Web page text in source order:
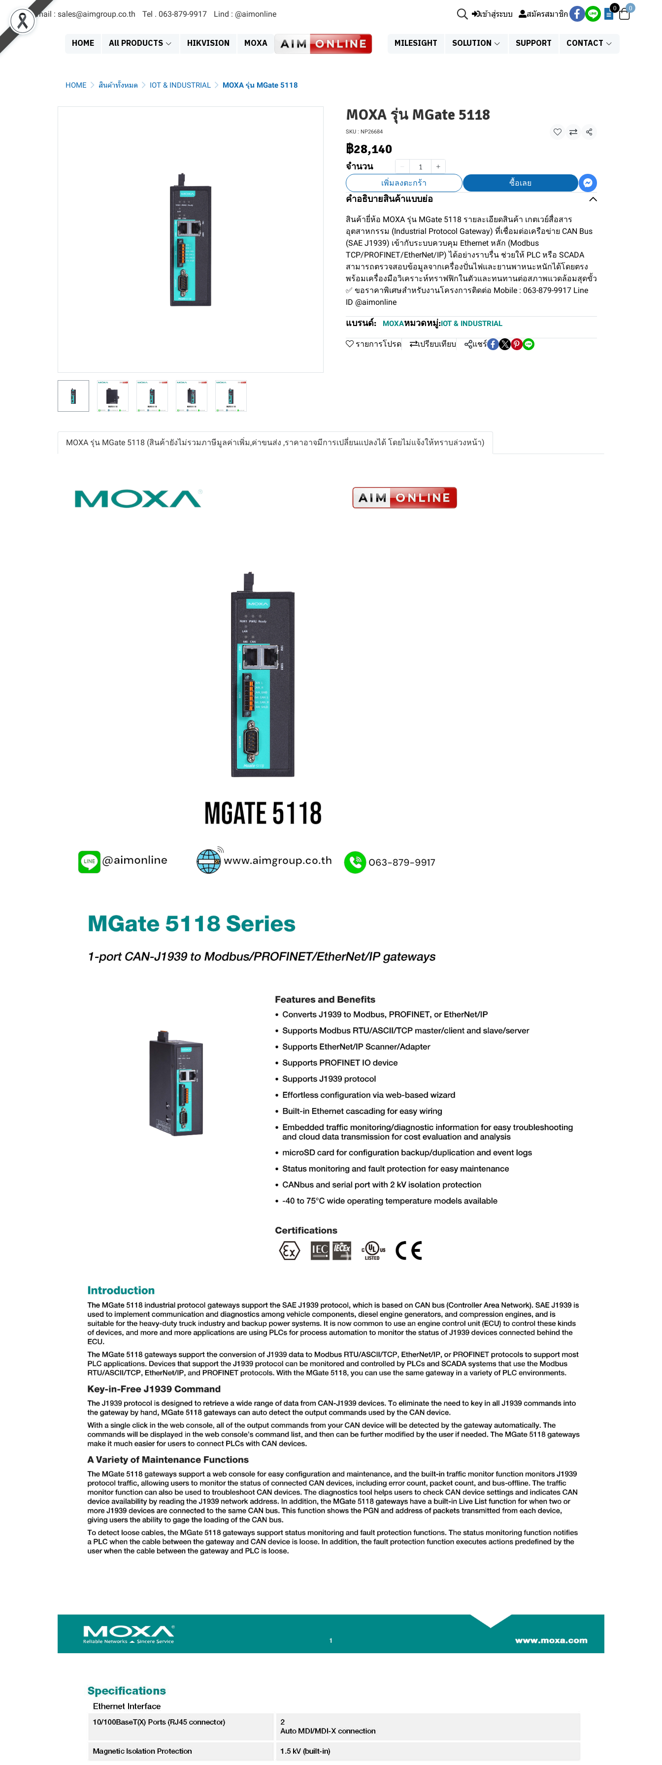
Email : sales@aimgroup.co.th Tel . 063-879-9917 Lind : @aimonline เข้าสู่ระบบ สมัครสมาชิก
0 0
HOME All PRODUCTS HIKVISION MOXA MILESIGHT SOLUTION SUPPORT CONTACT
HOME สินค้าทั้งหมด IOT & INDUSTRIAL MOXA รุ่น MGate 5118
MOXA รุ่น MGate 5118
SKU : NP26684 แชร์
฿28,140
จำนวน
เพิ่มลงตะกร้า ซื้อเลย
คำอธิบายสินค้าแบบย่อ
สินค้ายี่ห้อ MOXA รุ่น MGate 5118 รายละเอียดสินค้า เกตเวย์สื่อสาร
อุตสาหกรรม (Industrial Protocol Gateway) ที่เชื่อมต่อเครือข่าย CAN Bus
(SAE J1939) เข้ากับระบบควบคุม Ethernet หลัก (Modbus
TCP/PROFINET/EtherNet/IP) ได้อย่างราบรื่น ช่วยให้ PLC หรือ SCADA
สามารถตรวจสอบข้อมูลจากเครื่องปั่นไฟและยานพาหนะหนักได้โดยตรง
พร้อมเครื่องมือวิเคราะห์ทราฟฟิกในตัวและทนทานต่อสภาพแวดล้อมสุดขั้ว
✅ ขอราคาพิเศษสำหรับงานโครงการติดต่อ Mobile : 063-879-9917 Line
ID @aimonline
แบรนด์: MOXAหมวดหมู่:IOT & INDUSTRIAL
รายการโปรด เปรียบเทียบ แชร์
MOXA รุ่น MGate 5118 (สินค้ายังไม่รวมภาษีมูลค่าเพิ่ม,ค่าขนส่ง ,ราคาอาจมีการเปลี่ยนแปลงได้ โดยไม่แจ้งให้ทราบล่วงหน้า)